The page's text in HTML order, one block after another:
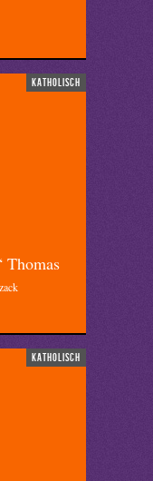
katholisch
Thomas
katholisch